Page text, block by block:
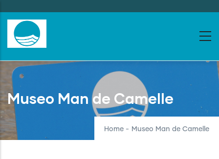
to
main
content
Museo Man de Camelle
Home - Museo Man de Camelle